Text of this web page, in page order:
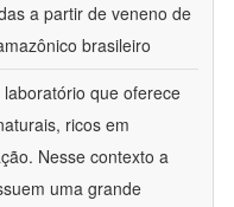
a partir de veneno de
brasileiro
que oferece
ricos em
Nesse contexto a
uma grande